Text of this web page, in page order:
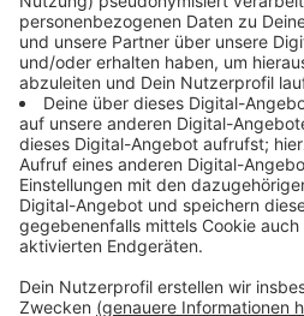
Wegen der Corona-
Angebot am Kronenburger
am See nicht zu eng werden.
Auch die Freibäder haben
Ansturm erwartet. Die
Waldfreibad an der
Euskirchen waren
Veröffentlicht:Freitag, 31.07.2020